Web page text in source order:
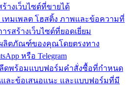
ร้างเว็บไซต์ที่ขายได้
เทมเพลต โฮสติ้ง ภาพและข้อความที่
รสร้างเว็บไซต์ที่ยอดเยี่ยม
ลิตภัณฑ์ของคุณโดยตรงทาง
หรือ Telegram
ดพร้อมแบบฟอร์มคำสั่งซื้อที่กำหนด
และข้อเสนอแนะ และแบบฟอร์มที่มี